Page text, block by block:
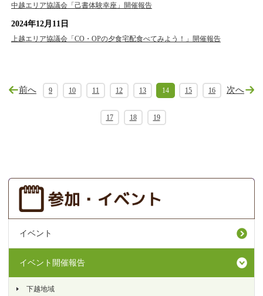
中越エリア協議会「己書体験幸座」開催報告
2024年12月11日
上越エリア協議会「CO・OPの夕食宅配食べてみよう！」開催報告
前へ 9 10 11 12 13 14 15 16
17 18 19
次へ
イベント
イベント開催報告
下越地域